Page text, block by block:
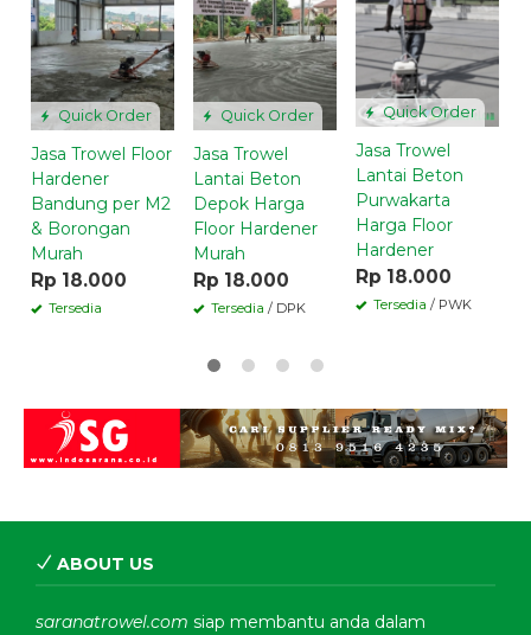
Quick Order
Jasa Trowel Floor
Hardener
Bandung per M2
& Borongan
Murah
Rp 18.000
Tersedia
Quick Order
Jasa Trowel
Lantai Beton
Depok Harga
Floor Hardener
Murah
Rp 18.000
Tersedia / DPK
Quick Order
Jasa Trowel
Lantai Beton
Purwakarta
Harga Floor
Hardener
Rp 18.000
Tersedia / PWK
ABOUT US
saranatrowel.com siap membantu anda dalam